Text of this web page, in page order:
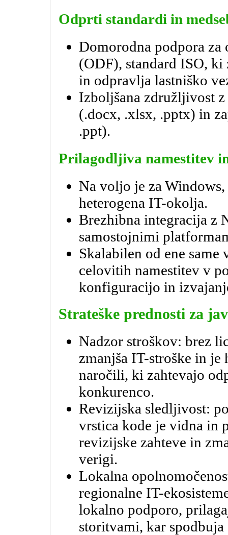
Odprti standardi in
Domorodna podpora
(ODF), standard ISO,
in odpravlja lastniško
Izboljšana združljivost
(.docx, .xlsx, .pptx) in
.ppt).
Prilagodljiva namestitev
Na voljo je za
heterogena IT-okolja.
Brezhibna integracija z
samostojnimi
Skalabilen od ene same
celovitih namestitev v
konfiguracijo in
Strateške prednosti za
Nadzor stroškov: brez
zmanjša IT-stroške in
naročili, ki zahtevajo
konkurenco.
Revizijska sledljivost:
vrstica kode je vidna in
revizijske zahteve in
verigi.
Lokalna
regionalne IT-
lokalno podporo,
storitvami, kar